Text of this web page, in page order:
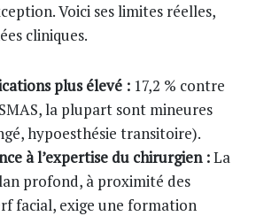
Voici ses limites réelles,
cliniques.
plus élevé : 17,2 % contre
la plupart sont mineures
hypoesthésie transitoire).
à l’expertise du chirurgien :La
profond, à proximité des
facial, exige une formation